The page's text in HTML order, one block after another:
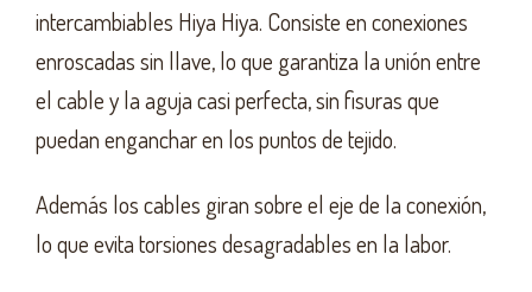
intercambiables Hiya Hiya. Consiste en conexiones
enroscadas sin llave, lo que garantiza la unión entre
el cable y la aguja casi perfecta, sin fisuras que
puedan enganchar en los puntos de tejido.
Además los cables giran sobre el eje de la conexión,
lo que evita torsiones desagradables en la labor.